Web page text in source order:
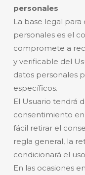
personales
La base legal
personales es el
compromete a
y verificable del
datos personales
específicos.
El Usuario tendrá
consentimiento
fácil retirar el
regla general, la
condicionará el
En las ocasiones